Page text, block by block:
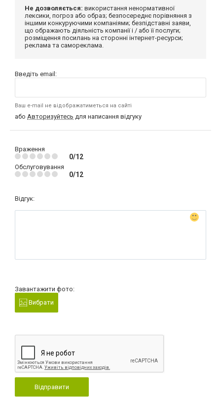
Не дозволяється: використання ненормативної
лексики, погроз або образ; безпосереднє порівняння з
іншими конкуруючими компаніями; безпідставні заяви,
що ображають діяльність компанії і / або її послуги;
розміщення посилань на сторонні інтернет-ресурси;
реклама та самореклама.
Введіть email:
Ваш e-mail не відображатиметься на сайті
або Авторизуйтесь для написання відгуку
Враження
0/12
Обслуговування
0/12
Відгук:
Завантажити фото:
Вибрати
Відправити